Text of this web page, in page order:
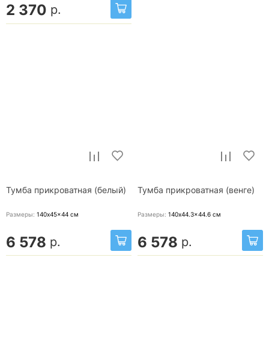
2 370 р.
Тумба прикроватная (белый)
Размеры: 140x45x44 см
6 578 р.
Тумба прикроватная (венге)
Размеры: 140x44.3x44.6 см
6 578 р.